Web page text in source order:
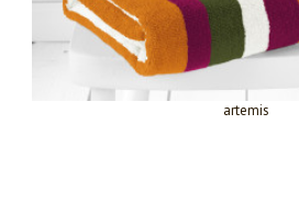
artemis